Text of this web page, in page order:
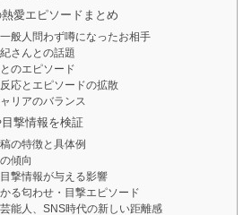
愛エピソードまとめ
般人問わず噂になったお相手
さんとの話題
のエピソード
応とエピソードの拡散
リアのバランス
撃情報を検証
の特徴と具体例
傾向
撃情報が与える影響
る匂わせ・目撃エピソード
能人、SNS時代の新しい距離感